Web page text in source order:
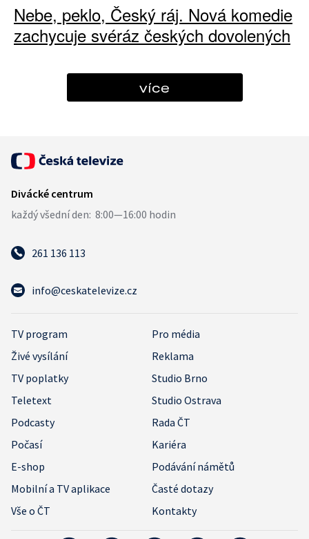
Nebe, peklo, Český ráj. Nová komedie
zachycuje svéráz českých dovolených
více
261 136 113
info@ceskatelevize.cz
TV program
Pro média
Živé vysílání
Reklama
TV poplatky
Studio Brno
Teletext
Studio Ostrava
Podcasty
Rada ČT
Počasí
Kariéra
E-shop
Podávání námětů
Mobilní a TV aplikace
Časté dotazy
Vše o ČT
Kontakty